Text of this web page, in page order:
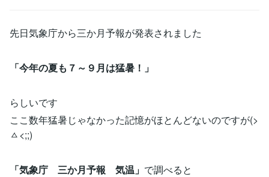
先日気象庁から三か月予報が発表されました
「今年の夏も７～９月は猛暑！」
らしいです
ここ数年猛暑じゃなかった記憶がほとんどないのですが(>
ㅿ<;;)
「気象庁 三か月予報 気温」 で調べると